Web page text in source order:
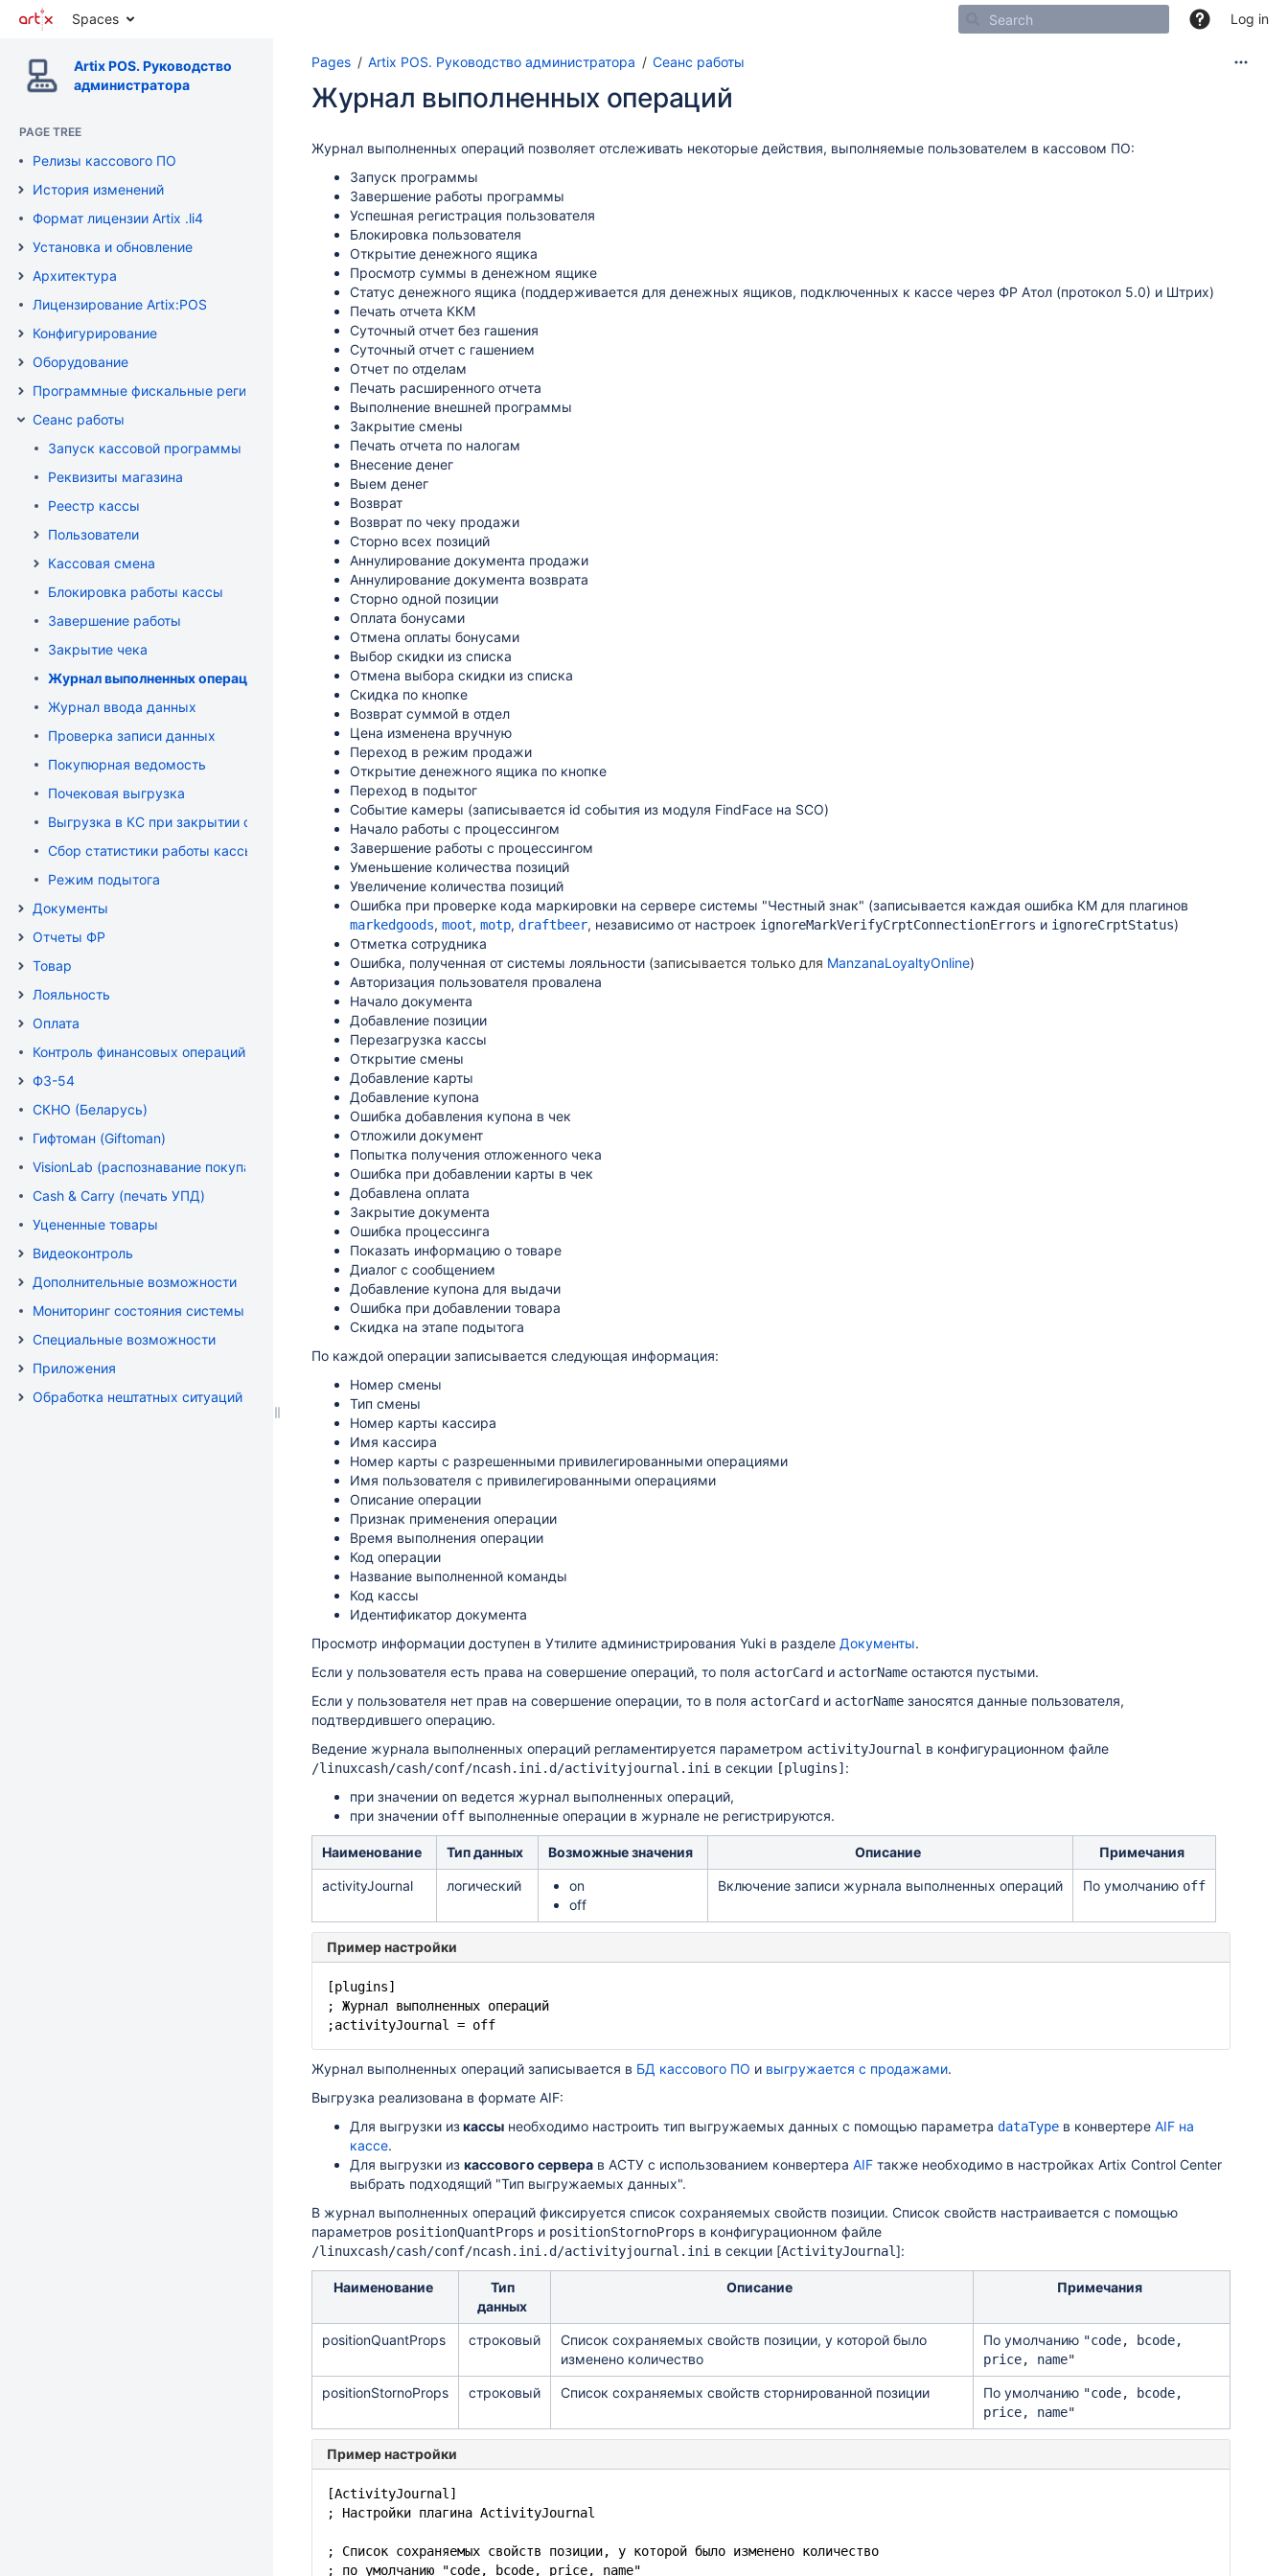
Spaces Log in
Artix POS. Руководство
администратора
PAGE TREE
Релизы кассового ПО
История изменений
Формат лицензии Artix .li4
Установка и обновление
Архитектура
Лицензирование Artix:POS
Конфигурирование
Оборудование
Программные фискальные регистраторы
Сеанс работы
Запуск кассовой программы
Реквизиты магазина
Реестр кассы
Пользователи
Кассовая смена
Блокировка работы кассы
Завершение работы
Закрытие чека
Журнал выполненных операций
Журнал ввода данных
Проверка записи данных
Покупюрная ведомость
Почековая выгрузка
Выгрузка в КС при закрытии смены
Сбор статистики работы кассы
Режим подытога
Документы
Отчеты ФР
Товар
Лояльность
Оплата
Контроль финансовых операций
ФЗ-54
СКНО (Беларусь)
Гифтоман (Giftoman)
VisionLab (распознавание покупателя)
Cash & Carry (печать УПД)
Уцененные товары
Видеоконтроль
Дополнительные возможности
Мониторинг состояния системы
Специальные возможности
Приложения
Обработка нештатных ситуаций
Pages Artix POS. Руководство администратора Сеанс работы
Журнал выполненных операций
Журнал выполненных операций позволяет отслеживать некоторые действия, выполняемые пользователем в кассовом ПО:
Запуск программы
Завершение работы программы
Успешная регистрация пользователя
Блокировка пользователя
Открытие денежного ящика
Просмотр суммы в денежном ящике
Статус денежного ящика (поддерживается для денежных ящиков, подключенных к кассе через ФР Атол (протокол 5.0) и Штрих)
Печать отчета ККМ
Суточный отчет без гашения
Суточный отчет с гашением
Отчет по отделам
Печать расширенного отчета
Выполнение внешней программы
Закрытие смены
Печать отчета по налогам
Внесение денег
Выем денег
Возврат
Возврат по чеку продажи
Сторно всех позиций
Аннулирование документа продажи
Аннулирование документа возврата
Сторно одной позиции
Оплата бонусами
Отмена оплаты бонусами
Выбор скидки из списка
Отмена выбора скидки из списка
Скидка по кнопке
Возврат суммой в отдел
Цена изменена вручную
Переход в режим продажи
Открытие денежного ящика по кнопке
Переход в подытог
Событие камеры (записывается id события из модуля FindFace на SCO)
Начало работы с процессингом
Завершение работы с процессингом
Уменьшение количества позиций
Увеличение количества позиций
Ошибка при проверке кода маркировки на сервере системы "Честный знак" (записывается каждая ошибка КМ для плагинов
markedgoods, moot, motp, draftbeer, независимо от настроек ignoreMarkVerifyCrptConnectionErrors и ignoreCrptStatus)
Отметка сотрудника
Ошибка, полученная от системы лояльности (записывается только для ManzanaLoyaltyOnline)
Авторизация пользователя провалена
Начало документа
Добавление позиции
Перезагрузка кассы
Открытие смены
Добавление карты
Добавление купона
Ошибка добавления купона в чек
Отложили документ
Попытка получения отложенного чека
Ошибка при добавлении карты в чек
Добавлена оплата
Закрытие документа
Ошибка процессинга
Показать информацию о товаре
Диалог с сообщением
Добавление купона для выдачи
Ошибка при добавлении товара
Скидка на этапе подытога
По каждой операции записывается следующая информация:
Номер смены
Тип смены
Номер карты кассира
Имя кассира
Номер карты с разрешенными привилегированными операциями
Имя пользователя с привилегированными операциями
Описание операции
Признак применения операции
Время выполнения операции
Код операции
Название выполненной команды
Код кассы
Идентификатор документа
Просмотр информации доступен в Утилите администрирования Yuki в разделе Документы.
Если у пользователя есть права на совершение операций, то поля actorCard и actorName остаются пустыми.
Если у пользователя нет прав на совершение операции, то в поля actorCard и actorName заносятся данные пользователя,
подтвердившего операцию.
Ведение журнала выполненных операций регламентируется параметром activityJournal в конфигурационном файле
/linuxcash/cash/conf/ncash. ini.d/activityjournal .ini в секции [plugins] :
при значении on ведется журнал выполненных операций,
при значении off выполненные операции в журнале не регистрируются.
Наименование Тип данных Возможные значения Описание Примечания
activityJournal логический
on
off
Включение записи журнала выполненных операций По умолчанию off
Пример настройки
[plugins]
; Журнал выполненных операций
;activityJournal = off
Журнал выполненных операций записывается в БД кассового ПО и выгружается с продажами.
Выгрузка реализована в формате AIF:
Для выгрузки изкассы необходимо настроить тип выгружаемых данных с помощью параметра dataType в конвертере AIF на
кассе.
Для выгрузки из кассового сервера в АСТУ с использованием конвертера AIF также необходимо в настройках Artix Control Center
выбрать подходящий "Тип выгружаемых данных".
В журнал выполненных операций фиксируется список сохраняемых свойств позиции. Список свойств настраивается с помощью
параметров positionQuantProps и positionStornoProps в конфигурационном файле
/linuxcash/cash/conf/ncash.ini.d/activityjournal.ini в секции [ActivityJournal]:
Наименование
Тип
данных
Описание Примечания
positionQuantProps строковый
Список сохраняемых свойств позиции, у которой было
изменено количество
По умолчанию "code, bcode,
price, name"
positionStornoProps строковый Список сохраняемых свойств сторнированной позиции По умолчанию "code, bcode,
price, name"
Пример настройки
[ActivityJournal]
; Настройки плагина ActivityJournal
; Список сохраняемых свойств позиции, у которой было изменено количество
; по умолчанию "code, bcode, price, name"